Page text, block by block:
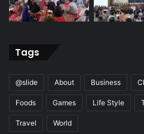
Tags
@slide About Business
Foods Games Life Style
Travel World